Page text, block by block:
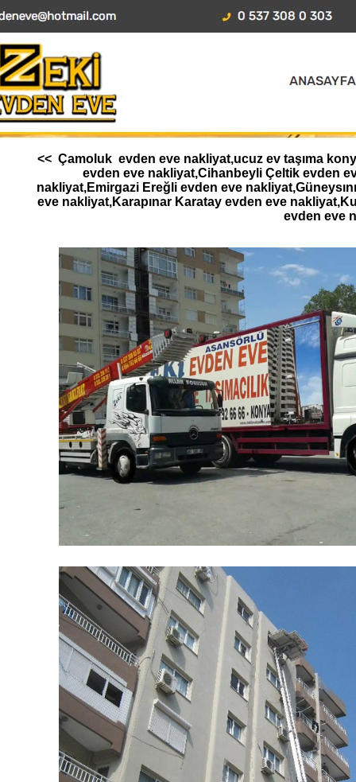
<< Çamoluk evden eve nakliyat,ucuz ev taşıma
evden eve nakliyat,Cihanbeyli Çeltik evden
nakliyat,Emirgazi Ereğli evden eve
eve nakliyat,Karapınar Karatay evden eve
evden eve